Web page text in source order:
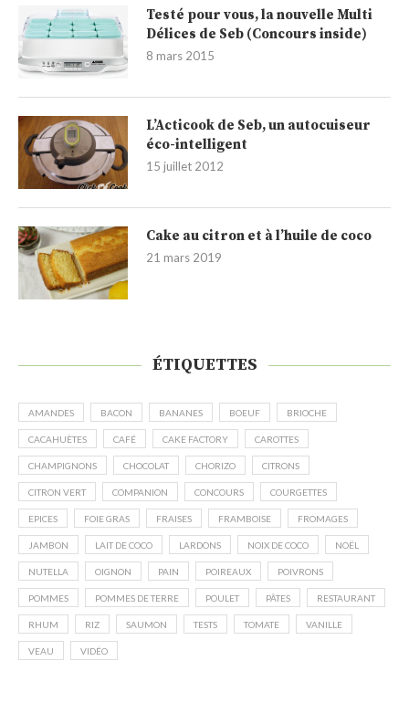
Testé pour vous, la nouvelle Multi
Délices de Seb (Concours inside)
8 mars 2015
L’Acticook de Seb, un autocuiseur
éco-intelligent
15 juillet 2012
Cake au citron et à l’huile de coco
21 mars 2019
ÉTIQUETTES
AMANDES BACON BANANES BOEUF BRIOCHE
CACAHUÈTES CAFÉ CAKE FACTORY CAROTTES
CHAMPIGNONS CHOCOLAT CHORIZO CITRONS
CITRON VERT COMPANION CONCOURS COURGETTES
EPICES FOIE GRAS FRAISES FRAMBOISE FROMAGES
JAMBON LAIT DE COCO LARDONS NOIX DE COCO NOËL
NUTELLA OIGNON PAIN POIREAUX POIVRONS
POMMES POMMES DE TERRE POULET PÂTES RESTAURANT
RHUM RIZ SAUMON TESTS TOMATE VANILLE
VEAU VIDÉO